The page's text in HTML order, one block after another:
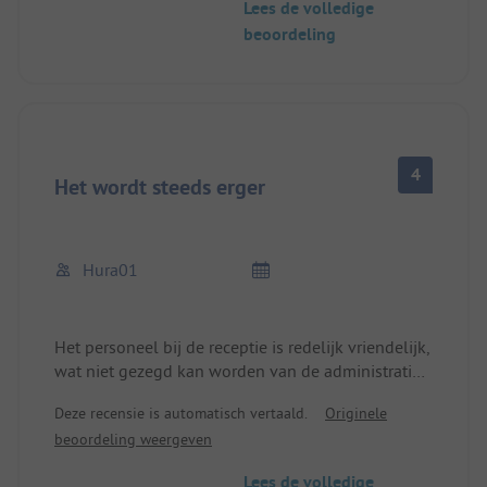
het is fijn als er iets voor kinderen is.
Ook de automaat voor de toiletten vind ik
Lees de volledige
beoordeling
Het wordt steeds erger 4
Hura01
Het personeel bij de receptie is redelijk vriendelijk,
wat niet gezegd kan worden van de administratie.
het is duur.
Het grasveld bij onze camping was ongeveer 20
Deze recensie is automatisch vertaald.
Originele
beoordeling weergeven
Lees de volledige